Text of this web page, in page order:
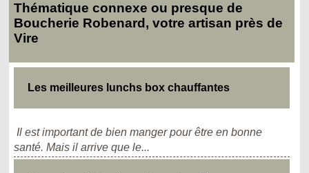
Thématique connexe ou presque de
Boucherie Robenard, votre artisan près de
Vire
Les meilleures lunchs box chauffantes
Il est important de bien manger pour être en bonne
santé. Mais il arrive que le...